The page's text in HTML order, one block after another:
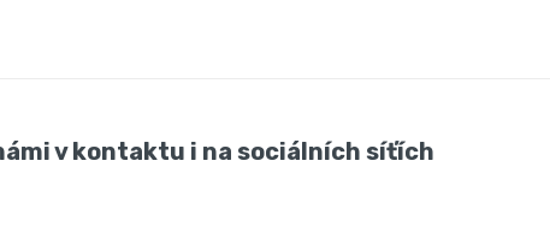
v kontaktu i na sociálních síťích